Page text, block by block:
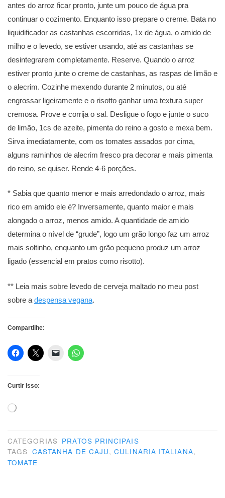
antes do arroz ficar pronto, junte um pouco de água pra
continuar o cozimento. Enquanto isso prepare o creme. Bata no
liquidificador as castanhas escorridas, 1x de água, o amido de
milho e o levedo, se estiver usando, até as castanhas se
desintegrarem completamente. Reserve. Quando o arroz
estiver pronto junte o creme de castanhas, as raspas de limão e
o alecrim. Cozinhe mexendo durante 2 minutos, ou até
engrossar ligeiramente e o risotto ganhar uma textura super
cremosa. Prove e corrija o sal. Desligue o fogo e junte o suco
de limão, 1cs de azeite, pimenta do reino a gosto e mexa bem.
Sirva imediatamente, com os tomates assados por cima,
alguns raminhos de alecrim fresco pra decorar e mais pimenta
do reino, se quiser. Rende 4-6 porções.
* Sabia que quanto menor e mais arredondado o arroz, mais
rico em amido ele é? Inversamente, quanto maior e mais
alongado o arroz, menos amido. A quantidade de amido
determina o nível de “grude”, logo um grão longo faz um arroz
mais soltinho, enquanto um grão pequeno produz um arroz
ligado (essencial em pratos como risotto).
** Leia mais sobre levedo de cerveja maltado no meu post
sobre a despensa vegana.
Compartilhe:
Curtir isso:
Carregando...
CATEGORIAS PRATOS PRINCIPAIS
TAGS CASTANHA DE CAJU,CULINARIA ITALIANA,
TOMATE